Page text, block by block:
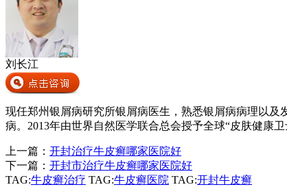
刘长江
现任郑州银屑病研究所银屑病医生，熟悉银屑病病理以
病。2013年由世界自然医学联合总会授予全球“皮肤健康卫
上一篇： 开封治疗牛皮癣哪家医院好
下一篇： 开封市治疗牛皮癣哪家医院好
TAG:牛皮癣治疗 TAG:牛皮癣医院 TAG:开封牛皮癣